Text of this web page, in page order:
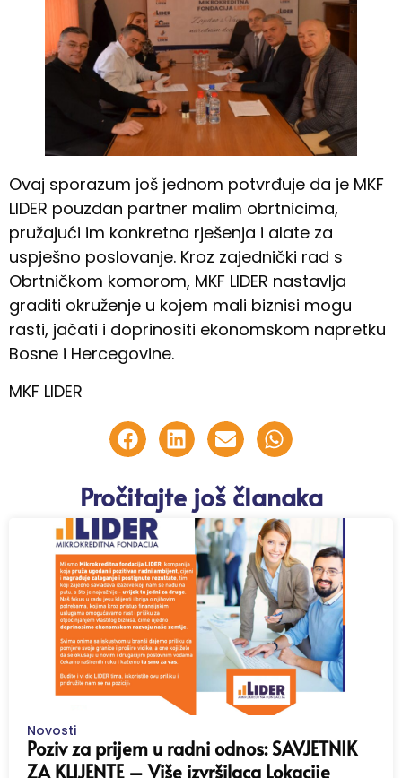
Ovaj sporazum još jednom potvrđuje da je MKF
LIDER pouzdan partner malim obrtnicima,
pružajući im konkretna rješenja i alate za
uspješno poslovanje. Kroz zajednički rad s
Obrtničkom komorom, MKF LIDER nastavlja
graditi okruženje u kojem mali biznisi mogu
rasti, jačati i doprinositi ekonomskom napretku
Bosne i Hercegovine.
MKF LIDER
Pročitajte još članaka
Novosti
Poziv za prijem u radni odnos: SAVJETNIK
ZA KLIJENTE – Više izvršilaca Lokacije